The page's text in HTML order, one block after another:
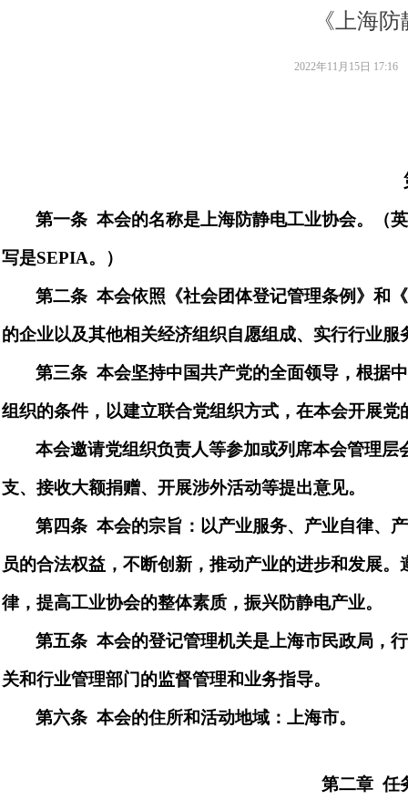
《上海
第一条 本会的名称是上海防静电工业协会。
（
写是SEPIA。）
第二条 本会依照《社会团体登记管理条例》和
的企业以及其他相关经济组织自愿组成、实行行业服
第三条 本会坚持中国共产党的全面领导，根据
组织的条件，以建立联合党组织方式，在本会开展党
本会邀请党组织负责人等参加或列席本会管理
支、接收大额捐赠、开展涉外活动等提出意见。
第四条 本会的宗旨 ：以产业服务、产业自律、
员的合法权益，不断创新，推动产业的进步和发展
律，提高工业协会的整体素质，振兴防静电产业。
第五条 本会的登记管理机关是上海市民政局 ，
关和行业管理部门的监督管理和业务指导。
第六条 本会的住所和活动地域：上海市。
第二章 任
2022年11月15日 17:16